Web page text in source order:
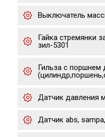
Выключатель
Гайка стремянки
зил-5301
Гильза с поршнем
Датчик давления
Датчик abs,